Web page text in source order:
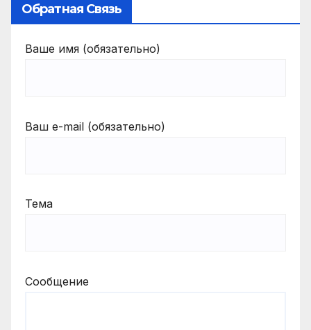
Обратная Связь
Ваше имя (обязательно)
Ваш e-mail (обязательно)
Тема
Сообщение